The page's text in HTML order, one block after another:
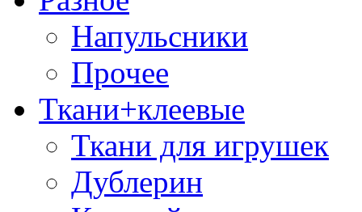
Напульсники
Прочее
Ткани+клеевые
Ткани для игрушек
Дублерин